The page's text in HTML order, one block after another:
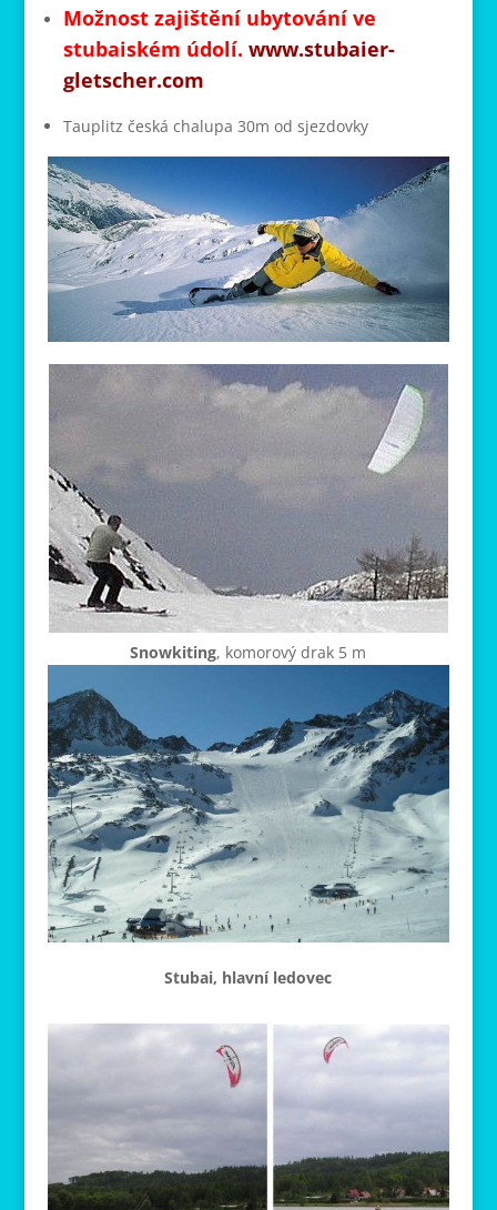
Možnost zajištění ubytování ve
stubaiském údolí. www.stubaier-
gletscher.com
Tauplitz česká chalupa 30m od sjezdovky
Snowkiting, komorový drak 5 m
Stubai, hlavní ledovec